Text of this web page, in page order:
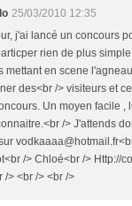
25/03/2010 12:35
j'ai lancé un concours
rien de plus
mettant en scene
des<br /> visiteurs et
Un moyen facile ,
/> J'attends
/> Chloé<br /> Http://
/> <br /> <br />